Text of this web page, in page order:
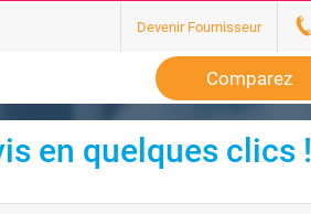
Devenir Fournisseur
Comparez
en quelques clics !